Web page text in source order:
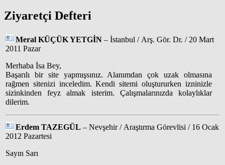
Ziyaretçi Defteri
Meral KÜÇÜK YETGİN – İstanbul / Arş. Gör. Dr. / 20 Mart
2011 Pazar
Merhaba İsa Bey,
Başarılı bir site yapmışsınız. Alanımdan çok uzak olmasına
rağmen sitenizi inceledim. Kendi sitemi oluştururken izninizle
sizinkinden feyz almak isterim. Çalışmalarınızda kolaylıklar
dilerim.
Erdem TAZEGÜL – Nevşehir / Araştırma Görevlisi / 16 Ocak
2012 Pazartesi
Sayın Sarı